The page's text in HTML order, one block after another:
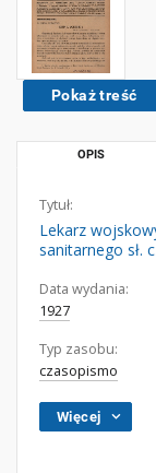
Pokaż treść
OPIS
Tytuł:
Lekarz
sanitarnego sł.
Data wydania:
1927
Typ zasobu:
czasopismo
Więcej